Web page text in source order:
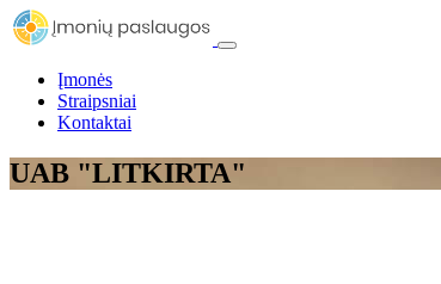
Įmonės
Straipsniai
Kontaktai
UAB "LITKIRTA"